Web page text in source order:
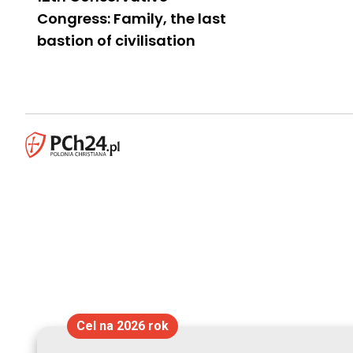
Congress: Family, the last
bastion of civilisation
Cel na 2026 rok